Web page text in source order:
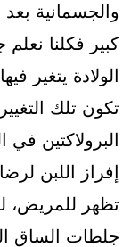
والجسمانية
كبير فكلنا نعلم
الولادة يتغير
تكون تلك
البرولاكتين
إفراز اللبن
تظهر للمريض،
جلطات الساق